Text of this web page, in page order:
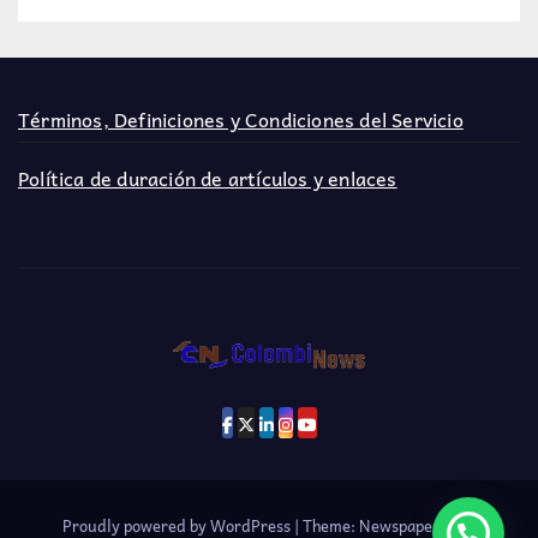
Términos, Definiciones y Condiciones del Servicio
Política de duración de artículos y enlaces
Proudly powered by WordPress|Theme: Newspaperex by